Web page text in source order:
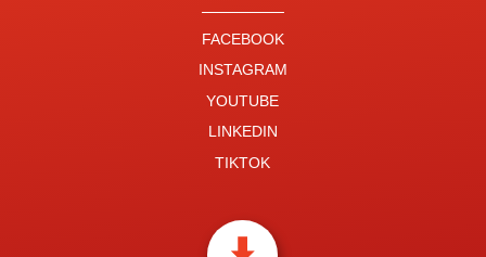
FACEBOOK
INSTAGRAM
YOUTUBE
LINKEDIN
TIKTOK